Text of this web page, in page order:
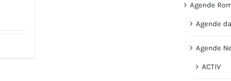
Agende
Agende
Agende
ACTIV